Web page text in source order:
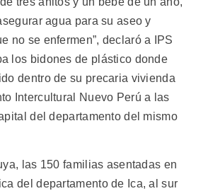
agua para su aseo y
no se enfermen”, declaró a IPS
los bidones de plástico donde
dentro de su precaria vivienda
Intercultural Nuevo Perú a las
del departamento del mismo
las 150 familias asentadas en
del departamento de Ica, al sur